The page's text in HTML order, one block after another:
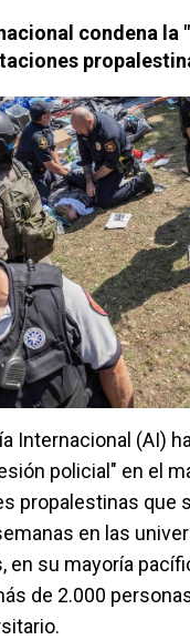
condena la
Internacional (AI)
policial" en el
propalestinas que
en las
en su mayoría
de 2.000